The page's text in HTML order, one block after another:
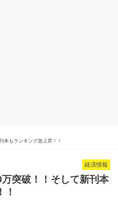
本もランキング急上昇！！
経済情報
突破！！そして新刊本
！